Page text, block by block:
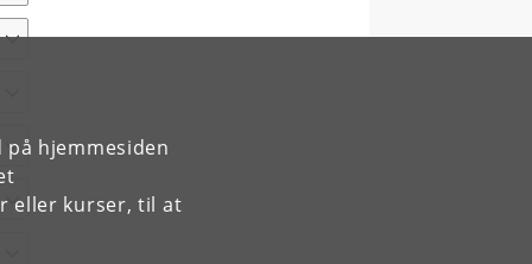
hjemmesiden
eller kurser, til at